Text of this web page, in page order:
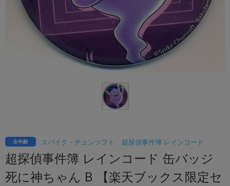
スパイク・チュンソフト 超探偵事件簿 レインコード
全年齢
超探偵事件簿 レインコード 缶バッジ
死に神ちゃん B 【楽天ブックス限定セ